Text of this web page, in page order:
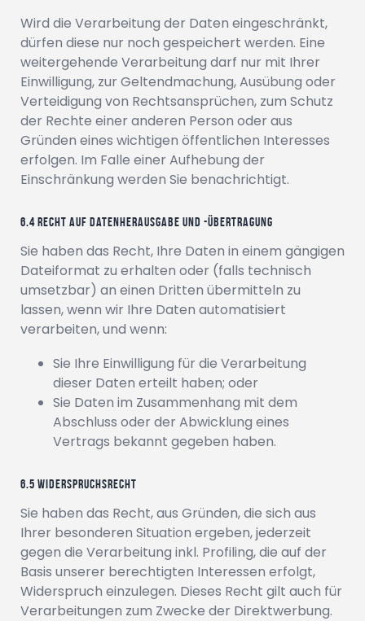
Wird die Verarbeitung der Daten eingeschränkt,
dürfen diese nur noch gespeichert werden. Eine
weitergehende Verarbeitung darf nur mit Ihrer
Einwilligung, zur Geltendmachung, Ausübung oder
Verteidigung von Rechtsansprüchen, zum Schutz
der Rechte einer anderen Person oder aus
Gründen eines wichtigen öffentlichen Interesses
erfolgen. Im Falle einer Aufhebung der
Einschränkung werden Sie benachrichtigt.
Recht auf Datenherausgabe und -übertragung
Sie haben das Recht, Ihre Daten in einem gängigen
Dateiformat zu erhalten oder (falls technisch
umsetzbar) an einen Dritten übermitteln zu
lassen, wenn wir Ihre Daten automatisiert
verarbeiten, und wenn:
Sie Ihre Einwilligung für die Verarbeitung
dieser Daten erteilt haben; oder
Sie Daten im Zusammenhang mit dem
Abschluss oder der Abwicklung eines
Vertrags bekannt gegeben haben.
Widerspruchsrecht
Sie haben das Recht, aus Gründen, die sich aus
Ihrer besonderen Situation ergeben, jederzeit
gegen die Verarbeitung inkl. Profiling, die auf der
Basis unserer berechtigten Interessen erfolgt,
Widerspruch einzulegen. Dieses Recht gilt auch für
Verarbeitungen zum Zwecke der Direktwerbung.